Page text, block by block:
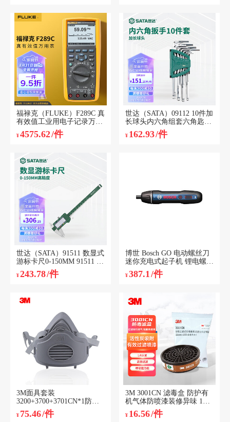
福禄克（FLUKE）F289C 真
有效值工业用电子记录万用
表 高精度智能万能表 1年维
保
¥4575.62/件
世达（SATA）09112 10件加
长球头内六角组套六角匙内
六方SVCM合金钢2-10mm
¥ 162.93/件
世达（SATA）91511 数显式
游标卡尺0-150MM 91511 数
显式游标卡尺0-150MM
¥243.78/件
博世 Bosch GO 电动螺丝刀
迷你充电式起子机 锂电螺丝
批 2代铝合金版33批头套装
¥387.1/件
3M面具套装
3200+3700+3701CN*1防尘
KN95面具套装1套装货期7
天
¥ 75.46/件
3M 3001CN 滤毒盒 防护有
机气体防喷漆装修异味 1个
装
¥ 16.56/件